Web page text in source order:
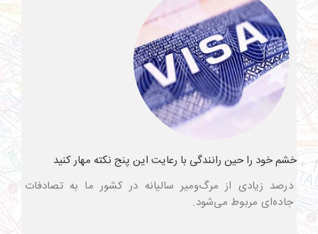
خشم خود را حین رانندگی با رعایت این پنج نکته مهار کنید
درصد زیادی از مرگ‌ومیر سالیانه در کشور ما به تصادفات
جاده‌ای مربوط می‌شود.